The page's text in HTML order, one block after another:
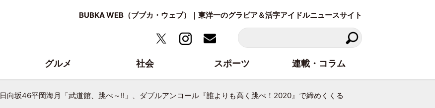
BUBKA WEB（ブブカ・ウェブ）｜東洋一のグラビア＆活字アイドルニュースサイト
日向坂46平岡海月「武道館、跳べ～!!」、ダブルアンコール『誰よりも高く跳べ！2020』で締めくくる
グルメ 社会 スポーツ 連載・コラム